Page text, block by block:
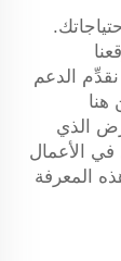
نقدِّم الدعم
هنا
الذي
الأعمال
المعرفة